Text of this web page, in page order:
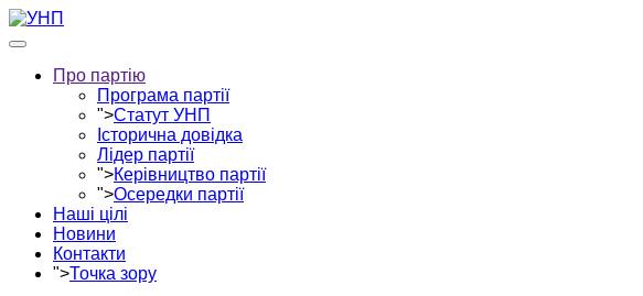
Про партію
Програма партії
">Статут УНП
Історична довідка
Лідер партії
">Керівництво партії
">Осередки партії
Наші цілі
Новини
Контакти
">Точка зору